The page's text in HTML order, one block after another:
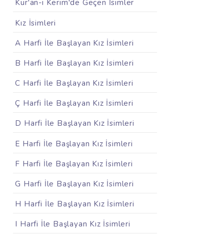
Kur'an-ı Kerim'de Geçen İsimler
Kız İsimleri
A Harfi İle Başlayan Kız İsimleri
B Harfi İle Başlayan Kız İsimleri
C Harfi İle Başlayan Kız İsimleri
Ç Harfi İle Başlayan Kız İsimleri
D Harfi İle Başlayan Kız İsimleri
E Harfi İle Başlayan Kız İsimleri
F Harfi İle Başlayan Kız İsimleri
G Harfi İle Başlayan Kız İsimleri
H Harfi İle Başlayan Kız İsimleri
I Harfi İle Başlayan Kız İsimleri